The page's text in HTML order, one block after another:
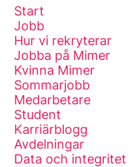
Start
Jobb
Hur vi rekryterar
Jobba på Mimer
Kvinna Mimer
Sommarjobb
Medarbetare
Student
Karriärblogg
Avdelningar
Data och integritet